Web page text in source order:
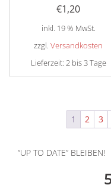
€1,20
inkl. 19 % MwSt.
zzgl.Versandkosten
Lieferzeit: 2 bis 3 Tage
1 2 3
“UP TO DATE” BLEIBEN!